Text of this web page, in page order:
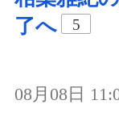
了へ
5
08月08日